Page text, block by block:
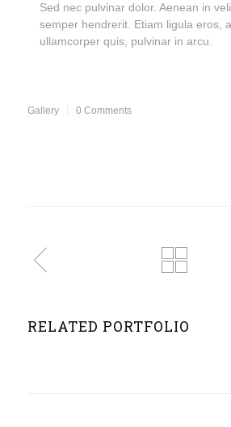
Sed nec pulvinar dolor. Aenean in
semper hendrerit. Etiam ligula eros,
ullamcorper quis, pulvinar in arcu.
Gallery 0 Comments
RELATED PORTFOLIO